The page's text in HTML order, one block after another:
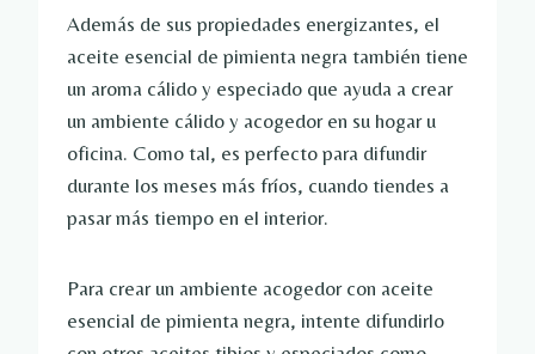
Además de sus propiedades energizantes, el
aceite esencial de pimienta negra también tiene
un aroma cálido y especiado que ayuda a crear
un ambiente cálido y acogedor en su hogar u
oficina. Como tal, es perfecto para difundir
durante los meses más fríos, cuando tiendes a
pasar más tiempo en el interior.
Para crear un ambiente acogedor con aceite
esencial de pimienta negra, intente difundirlo